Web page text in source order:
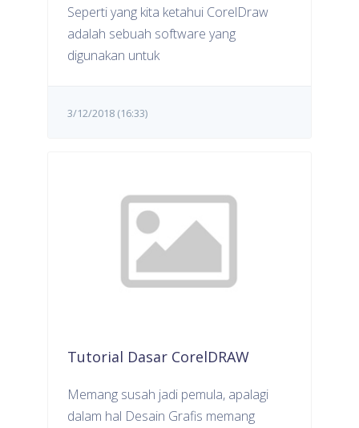
Seperti yang kita ketahui CorelDraw
adalah sebuah software yang
digunakan untuk
3/12/2018 (16:33)
Tutorial Dasar CorelDRAW
Memang susah jadi pemula, apalagi
dalam hal Desain Grafis memang